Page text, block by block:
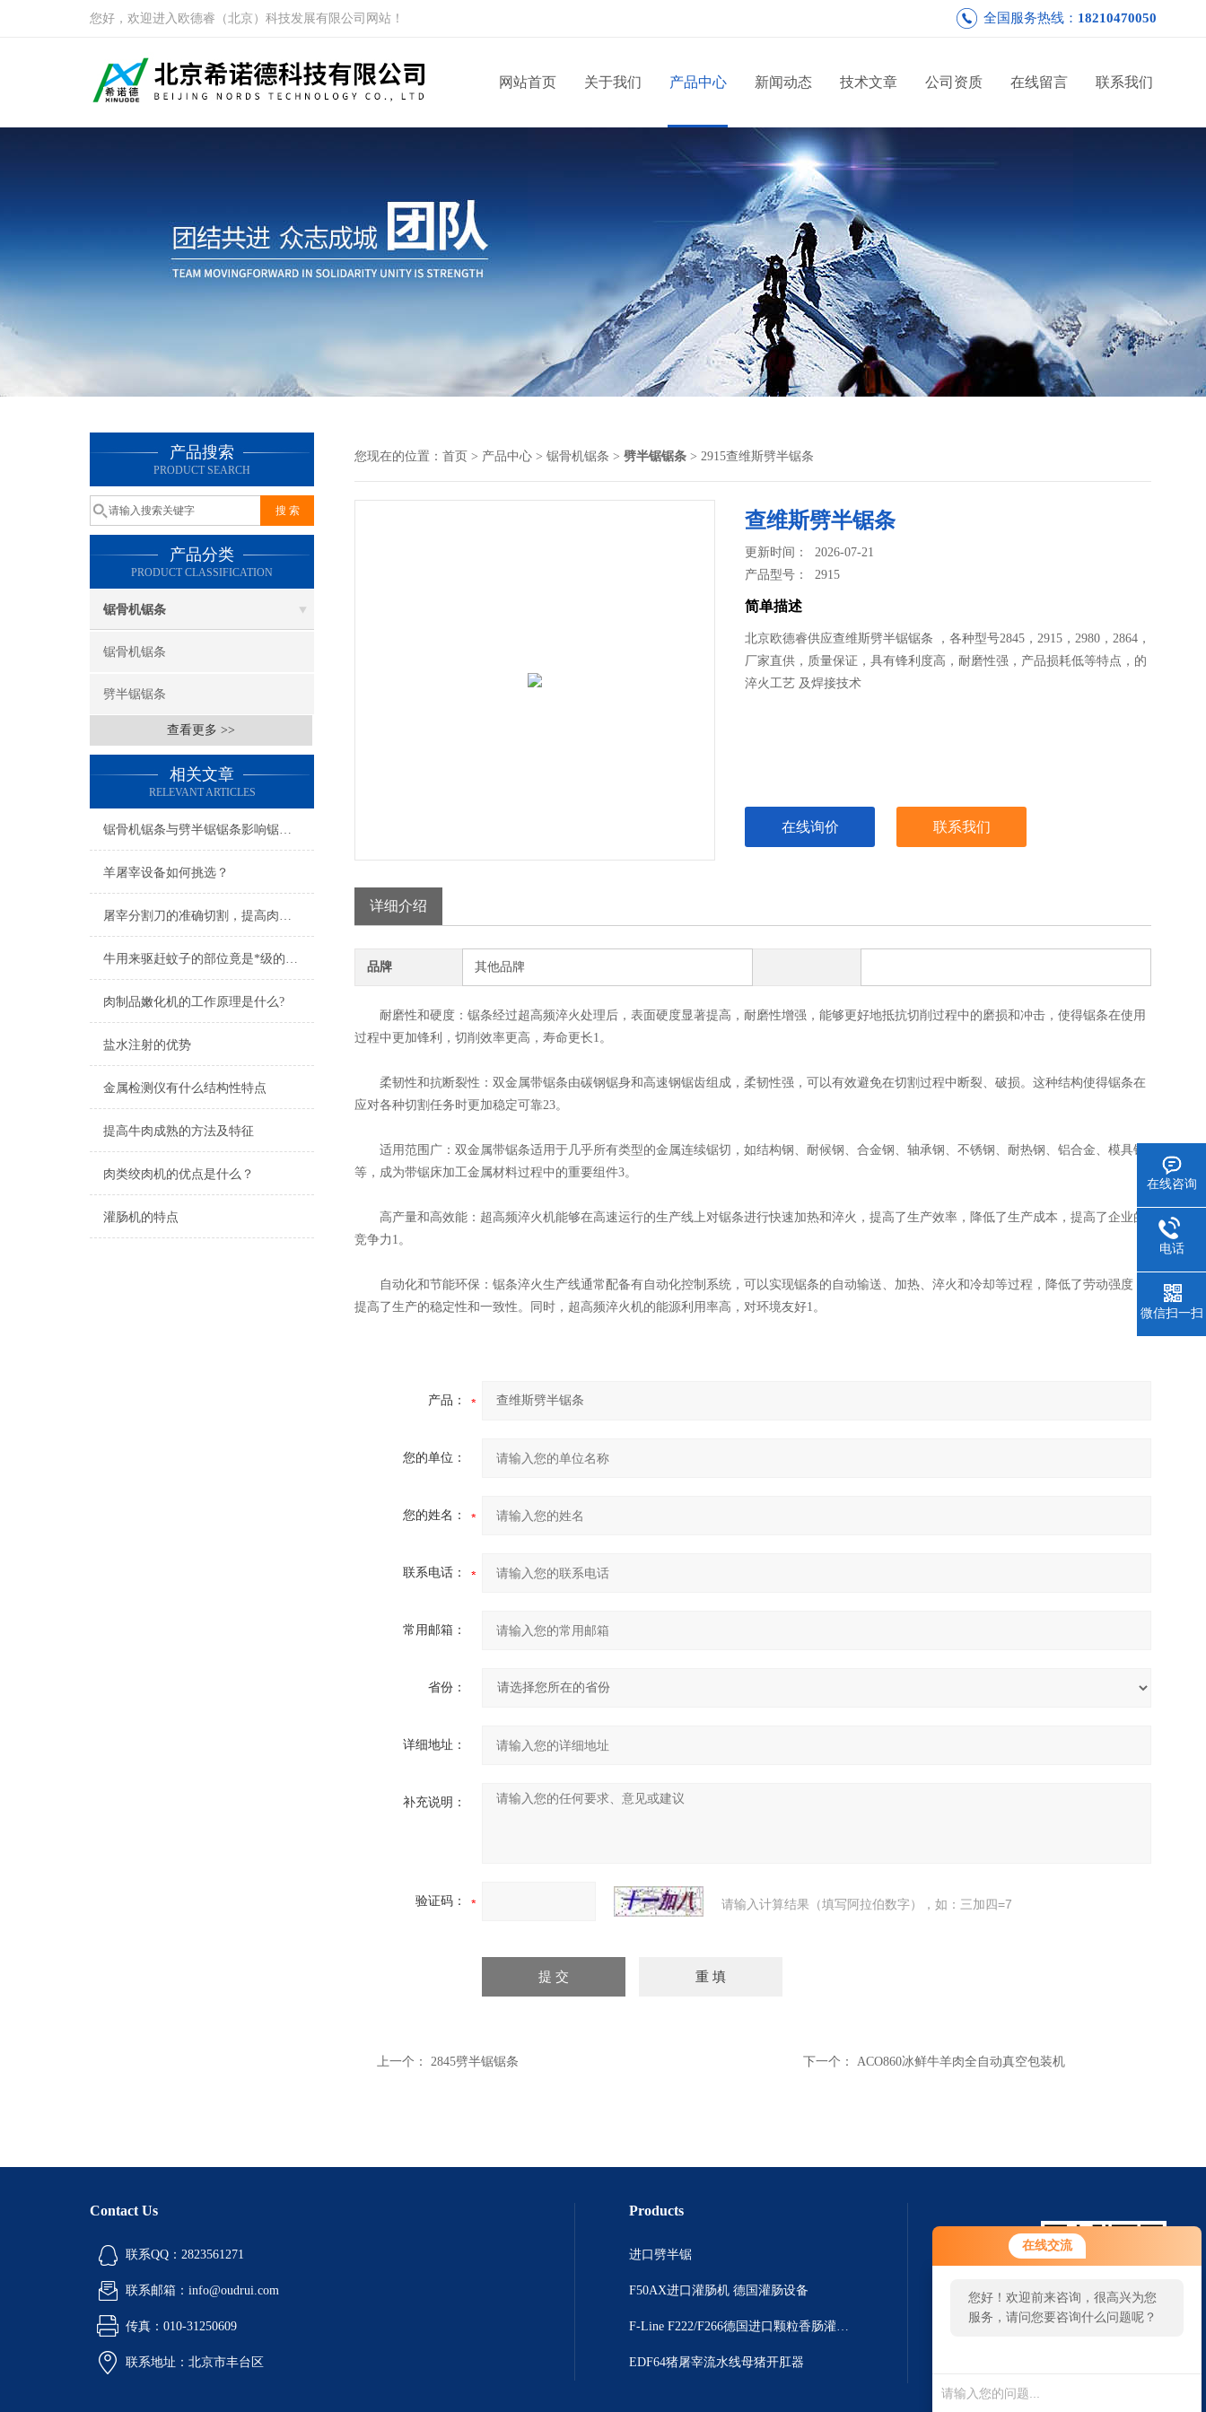
在线交流
您好！欢迎前来咨询，很高兴为您
服务，请问您要咨询什么问题呢？
您好，欢迎进入欧德睿（北京）科技发展有限公司网站！ 全国服务热线： 18210470050
网站首页 关于我们 产品中心 新闻动态 技术文章 公司资质 在线留言 联系我们
产品搜索
PRODUCT SEARCH
产品分类
PRODUCT CLASSIFICATION
锯骨机锯条
锯骨机锯条
劈半锯锯条
查看更多 >>
相关文章
RELEVANT ARTICLES
锯骨机锯条与劈半锯锯条影响锯条使用寿命的原因
羊屠宰设备如何挑选？
屠宰分割刀的准确切割，提高肉品质量
牛用来驱赶蚊子的部位竟是*级的大补品
肉制品嫩化机的工作原理是什么?
盐水注射的优势
金属检测仪有什么结构性特点
提高牛肉成熟的方法及特征
肉类绞肉机的优点是什么？
灌肠机的特点
您现在的位置： 首页 > 产品中心 > 锯骨机锯条 > 劈半锯锯条 > 2915查维斯劈半锯条
查维斯劈半锯条
更新时间： 2026-07-21
产品型号：2915
简单描述
北京欧德睿供应查维斯劈半锯锯条 ，各种型号2845，2915，2980，2864，
厂家直供，质量保证，具有锋利度高，耐磨性强，产品损耗低等特点，的
淬火工艺 及焊接技术
在线询价 联系我们
详细介绍
品牌 其他品牌
‌耐磨性和硬度‌：锯条经过超高频淬火处理后，表面硬度显著提高，耐磨性增强，能够更好地抵抗切削过程中的磨损和冲击，使得锯条在使用
过程中更加锋利，切削效率更高，寿命更长‌1。
‌柔韧性和抗断裂性‌：双金属带锯条由碳钢锯身和高速钢锯齿组成，柔韧性强，可以有效避免在切割过程中断裂、破损。这种结构使得锯条在
应对各种切割任务时更加稳定可靠‌23。
‌适用范围广‌：双金属带锯条适用于几乎所有类型的金属连续锯切，如结构钢、耐候钢、合金钢、轴承钢、不锈钢、耐热钢、铝合金、模具钢
等，成为带锯床加工金属材料过程中的重要组件‌3。
‌高产量和高效能‌：超高频淬火机能够在高速运行的生产线上对锯条进行快速加热和淬火，提高了生产效率，降低了生产成本，提高了企业的
竞争力‌1。
‌自动化和节能环保‌：锯条淬火生产线通常配备有自动化控制系统，可以实现锯条的自动输送、加热、淬火和冷却等过程，降低了劳动强度，
提高了生产的稳定性和一致性。同时，超高频淬火机的能源利用率高，对环境友好‌1。
产品：
您的单位：
您的姓名：
联系电话：
常用邮箱：
省份：
详细地址：
补充说明：
验证码： 请输入计算结果（填写阿拉伯数字），如：三加四=7
上一个： 2845劈半锯锯条 下一个： ACO860冰鲜牛羊肉全自动真空包装机
Contact Us
联系QQ：2823561271
联系邮箱：info@oudrui.com
传真：010-31250609
联系地址：北京市丰台区
Products
进口劈半锯
F50AX进口灌肠机 德国灌肠设备
F-Line F222/F266德国进口颗粒香肠灌装机 灌肠设备
EDF64猪屠宰流水线母猪开肛器
在线咨询
电话
微信扫一扫